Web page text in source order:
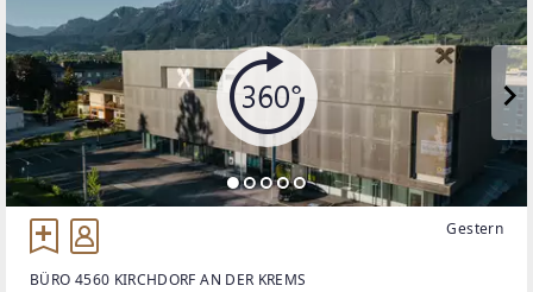
Gestern
BÜRO 4560 KIRCHDORF AN DER KREMS